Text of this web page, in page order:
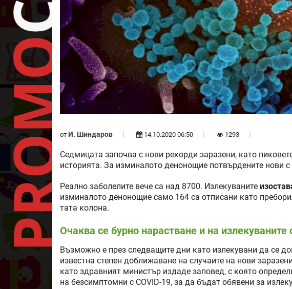
от И. Шиндаров 14.10.2020 06:50 1293
Седмицата започва с нови рекорди заразени, като
историята. За изминалото денонощие потвърдените нови с
Реално заболелите вече са над 8700. Излекуваните
изминалото денонощие само 164 са отписани като
тата колона.
Очаква се бурно нарастване и на излекуваните
Възможно е през следващите дни като излекувани да се
известна степен доближаване на случаите на нови
като здравният министър издаде заповед, с която
на безсимптомни с COVID-19, за да бъдат обявени за